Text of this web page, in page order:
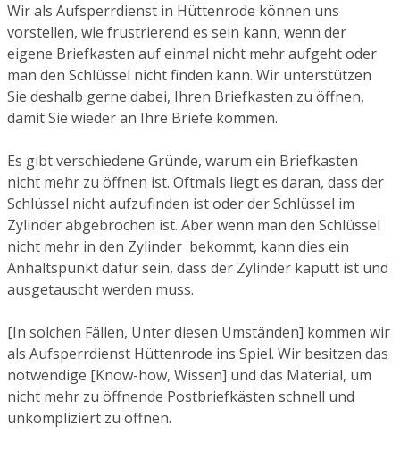
Wir als Aufsperrdienst in Hüttenrode können uns
vorstellen, wie frustrierend es sein kann, wenn der
eigene Briefkasten auf einmal nicht mehr aufgeht oder
man den Schlüssel nicht finden kann. Wir unterstützen
Sie deshalb gerne dabei, Ihren Briefkasten zu öffnen,
damit Sie wieder an Ihre Briefe kommen.
Es gibt verschiedene Gründe, warum ein Briefkasten
nicht mehr zu öffnen ist. Oftmals liegt es daran, dass der
Schlüssel nicht aufzufinden ist oder der Schlüssel im
Zylinder abgebrochen ist. Aber wenn man den Schlüssel
nicht mehr in den Zylinder bekommt, kann dies ein
Anhaltspunkt dafür sein, dass der Zylinder kaputt ist und
ausgetauscht werden muss.
[In solchen Fällen, Unter diesen Umständen] kommen wir
als Aufsperrdienst Hüttenrode ins Spiel. Wir besitzen das
notwendige [Know-how, Wissen] und das Material, um
nicht mehr zu öffnende Postbriefkästen schnell und
unkompliziert zu öffnen.